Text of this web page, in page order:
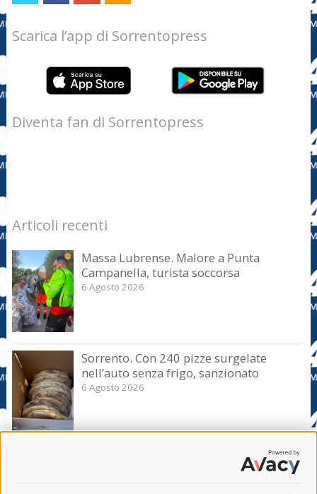
Scarica l’app di Sorrentopress
Diventa fan di Sorrentopress
Articoli recenti
Massa Lubrense. Malore a Punta
Campanella, turista soccorsa
6 Agosto 2026
Sorrento. Con 240 pizze surgelate
nell’auto senza frigo, sanzionato
6 Agosto 2026
Piano di Sorrento. Dopo il restyling
riapre il campo di via Ciampa